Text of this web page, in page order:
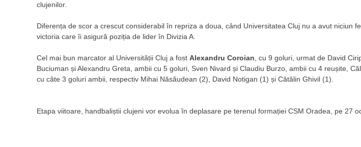
clujenilor.
Diferența de scor a crescut considerabil în repriza a doua, când Universitatea Cluj nu a avut niciun
victoria care îi asigură poziția de lider în Divizia A.
Cel mai bun marcator al Universității Cluj a fost Alexandru Coroian , cu 9 goluri, urmat de David
Buciuman și Alexandru Greta, ambii cu 5 goluri, Sven Nivard și Claudiu Burzo, ambii cu 4 reușite,
cu câte 3 goluri ambii, respectiv Mihai Năsăudean (2), David Notigan (1) și Cătălin Ghivil (1).
Etapa viitoare, handbaliștii clujeni vor evolua în deplasare pe terenul formației CSM Oradea, pe 27